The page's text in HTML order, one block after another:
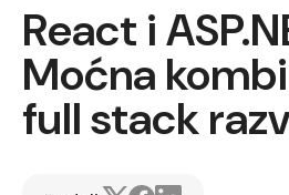
React i
Moćna
full stack